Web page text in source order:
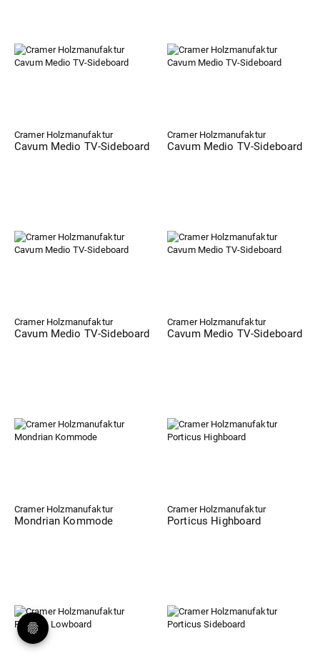
Cramer Holzmanufaktur
Cavum Medio TV-Sideboard
Cramer Holzmanufaktur
Cavum Medio TV-Sideboard
Cramer Holzmanufaktur
Cavum Medio TV-Sideboard
Cramer Holzmanufaktur
Cavum Medio TV-Sideboard
Cramer Holzmanufaktur
Mondrian Kommode
Cramer Holzmanufaktur
Porticus Highboard